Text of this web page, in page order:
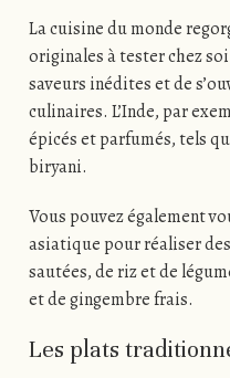
La cuisine du monde
originales à tester chez
saveurs inédites et de
culinaires. L’Inde, par
épicés et parfumés, tels
biryani.
Vous pouvez également
asiatique pour réaliser
sautées, de riz et de
et de gingembre frais.
Les plats